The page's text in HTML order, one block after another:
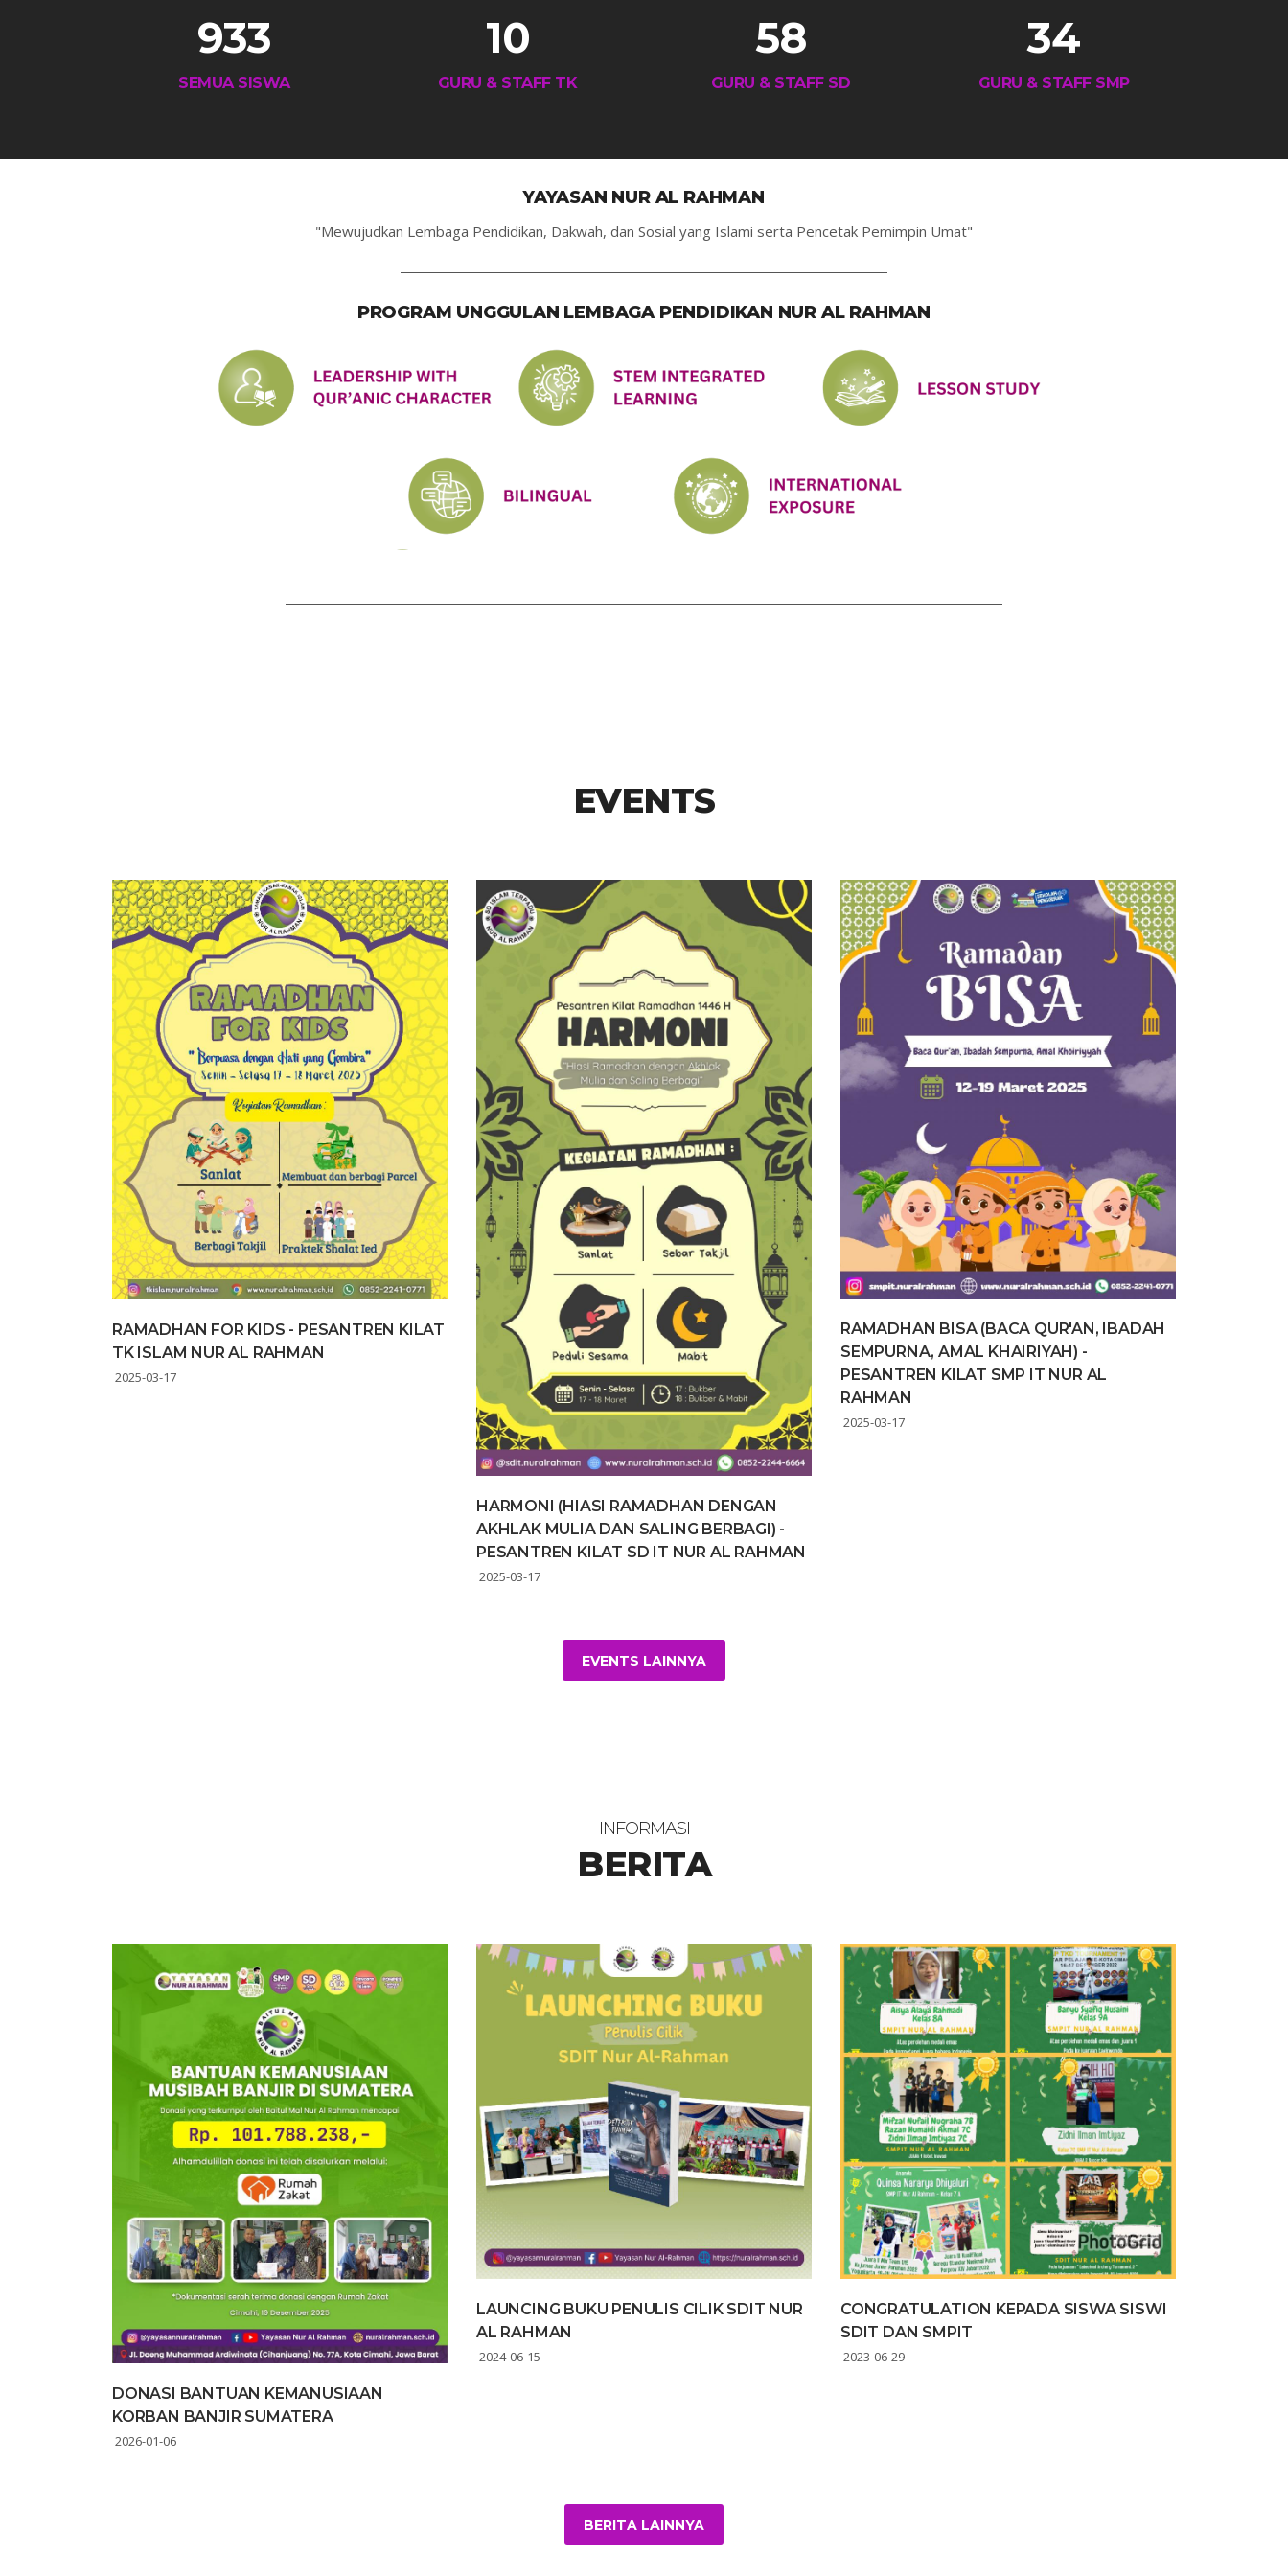
933
SEMUA SISWA
10
GURU & STAFF TK
58
GURU & STAFF SD
34
GURU & STAFF SMP
YAYASAN NUR AL RAHMAN
"Mewujudkan Lembaga Pendidikan, Dakwah, dan Sosial yang Islami serta Pencetak Pemimpin Umat"
PROGRAM UNGGULAN LEMBAGA PENDIDIKAN NUR AL RAHMAN
EVENTS
RAMADHAN FOR KIDS - PESANTREN KILAT
TK ISLAM NUR AL RAHMAN
2025-03-17
HARMONI (HIASI RAMADHAN DENGAN
AKHLAK MULIA DAN SALING BERBAGI) -
PESANTREN KILAT SD IT NUR AL RAHMAN
2025-03-17
RAMADHAN BISA (BACA QUR'AN, IBADAH
SEMPURNA, AMAL KHAIRIYAH) -
PESANTREN KILAT SMP IT NUR AL
RAHMAN
2025-03-17
EVENTS LAINNYA
INFORMASI
BERITA
DONASI BANTUAN KEMANUSIAAN
KORBAN BANJIR SUMATERA
2026-01-06
LAUNCING BUKU PENULIS CILIK SDIT NUR
AL RAHMAN
2024-06-15
CONGRATULATION KEPADA SISWA SISWI
SDIT DAN SMPIT
2023-06-29
BERITA LAINNYA